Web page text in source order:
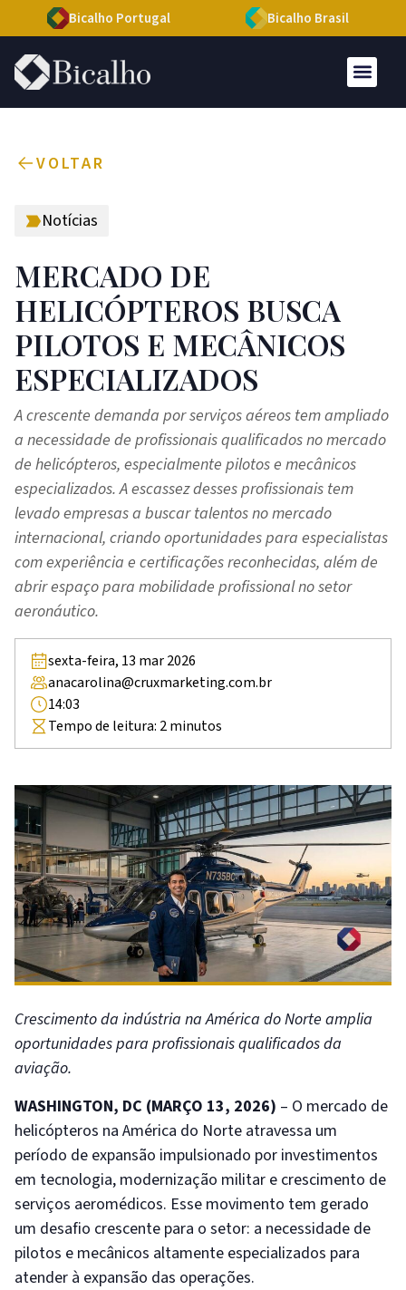
Bicalho Portugal Bicalho Brasil
VOLTAR
Notícias
MERCADO DE
HELICÓPTEROS BUSCA
PILOTOS E MECÂNICOS
ESPECIALIZADOS
A crescente demanda por serviços aéreos tem ampliado
a necessidade de profissionais qualificados no mercado
de helicópteros, especialmente pilotos e mecânicos
especializados. A escassez desses profissionais tem
levado empresas a buscar talentos no mercado
internacional, criando oportunidades para especialistas
com experiência e certificações reconhecidas, além de
abrir espaço para mobilidade profissional no setor
aeronáutico.
sexta-feira, 13 mar 2026
anacarolina@cruxmarketing.com.br
14:03
Tempo de leitura: 2minutos
Crescimento da indústria na América do Norte amplia
oportunidades para profissionais qualificados da
aviação.
WASHINGTON, DC (MARÇO 13, 2026) – O mercado de
helicópteros na América do Norte atravessa um
período de expansão impulsionado por investimentos
em tecnologia, modernização militar e crescimento de
serviços aeromédicos. Esse movimento tem gerado
um desafio crescente para o setor: a necessidade de
pilotos e mecânicos altamente especializados para
atender à expansão das operações.